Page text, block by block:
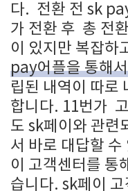
다. 전환 전 sk
가 전환 후 총 전
이 있지만 복잡하
pay어플을 통해
립된 내역이 따로
합니다. 11번가
도 sk페이와 관련
서 바로 대답할 수
이 고객센터를 통
습니다. sk페이